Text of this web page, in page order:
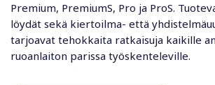
Premium, PremiumS, Pro ja ProS.
löydät sekä kiertoilma- että
tarjoavat tehokkaita ratkaisuja kaikille
ruoanlaiton parissa työskenteleville.